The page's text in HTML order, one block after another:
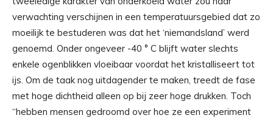
verwachting verschijnen in een temperatuursgebied dat zo
moeilijk te bestuderen was dat het ‘niemandsland’ werd
genoemd. Onder ongeveer -40 ° C blijft water slechts
enkele ogenblikken vloeibaar voordat het kristalliseert tot
ijs. Om de taak nog uitdagender te maken, treedt de fase
met hoge dichtheid alleen op bij zeer hoge drukken. Toch
“hebben mensen gedroomd over hoe ze een experiment